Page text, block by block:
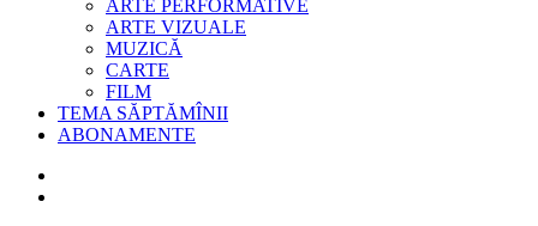
ARTE PERFORMATIVE
ARTE VIZUALE
MUZICĂ
CARTE
FILM
TEMA SĂPTĂMÎNII
ABONAMENTE